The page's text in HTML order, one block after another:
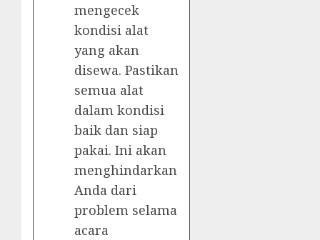
mengecek
kondisi alat
yang akan
disewa. Pastikan
semua alat
dalam kondisi
baik dan siap
pakai. Ini akan
menghindarkan
Anda dari
problem selama
acara